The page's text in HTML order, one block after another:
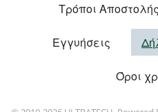
Τρόποι
Εγγυήσεις
Όροι